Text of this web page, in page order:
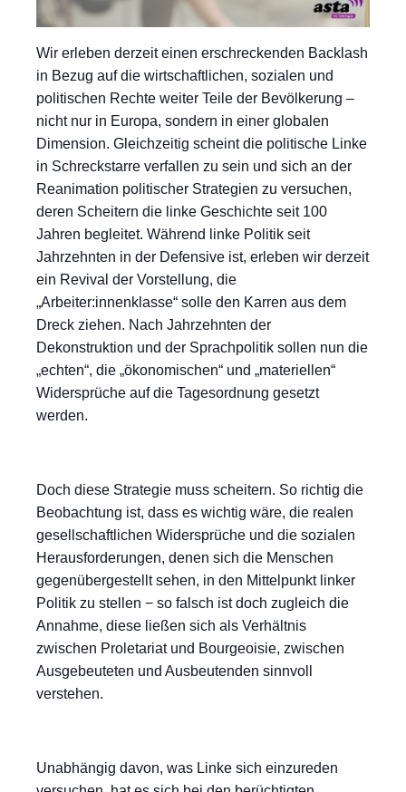
Wir erleben derzeit einen erschreckenden Backlash
in Bezug auf die wirtschaftlichen, sozialen und
politischen Rechte weiter Teile der Bevölkerung –
nicht nur in Europa, sondern in einer globalen
Dimension. Gleichzeitig scheint die politische Linke
in Schreckstarre verfallen zu sein und sich an der
Reanimation politischer Strategien zu versuchen,
deren Scheitern die linke Geschichte seit 100
Jahren begleitet. Während linke Politik seit
Jahrzehnten in der Defensive ist, erleben wir derzeit
ein Revival der Vorstellung, die
„Arbeiter:innenklasse“ solle den Karren aus dem
Dreck ziehen. Nach Jahrzehnten der
Dekonstruktion und der Sprachpolitik sollen nun die
„echten“, die „ökonomischen“ und „materiellen“
Widersprüche auf die Tagesordnung gesetzt
werden.
Doch diese Strategie muss scheitern. So richtig die
Beobachtung ist, dass es wichtig wäre, die realen
gesellschaftlichen Widersprüche und die sozialen
Herausforderungen, denen sich die Menschen
gegenübergestellt sehen, in den Mittelpunkt linker
Politik zu stellen − so falsch ist doch zugleich die
Annahme, diese ließen sich als Verhältnis
zwischen Proletariat und Bourgeoisie, zwischen
Ausgebeuteten und Ausbeutenden sinnvoll
verstehen.
Unabhängig davon, was Linke sich einzureden